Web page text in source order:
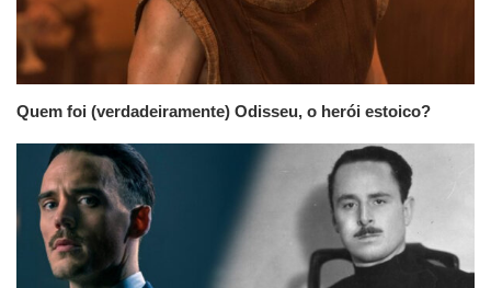
Quem foi (verdadeiramente) Odisseu, o herói estoico?